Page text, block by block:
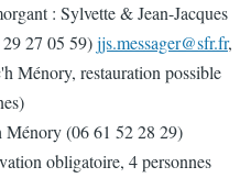
: Sylvette & Jean-Jacques
27 05 59)jjs.messager@sfr.fr,
Ménory, restauration possible
(06 61 52 28 29)
obligatoire, 4 personnes